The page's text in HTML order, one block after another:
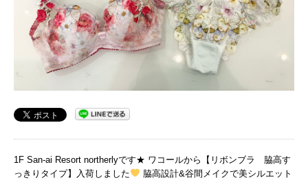
1F San-ai Resort northerlyです★ ワコールから【リボンブラ 脇高す
っきりタイプ】入荷しました
脇高設計&谷間メイクで美シルエット